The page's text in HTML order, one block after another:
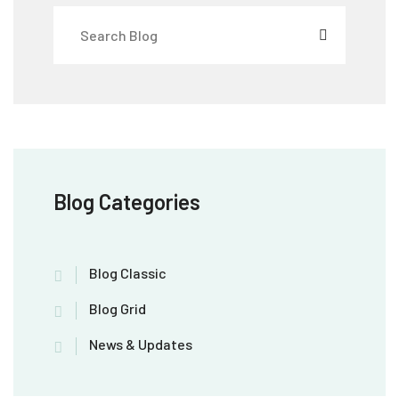
Blog Categories
Blog Classic
Blog Grid
News & Updates